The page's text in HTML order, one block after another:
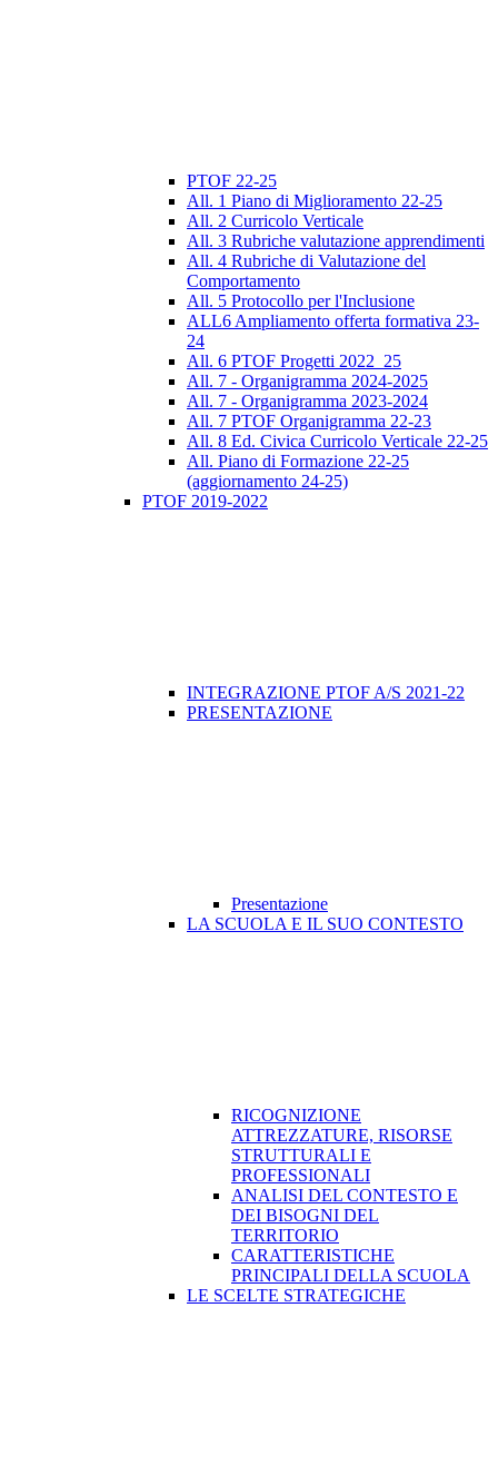
PTOF 22-25
All. 1 Piano di Miglioramento 22-25
All. 2 Curricolo Verticale
All. 3 Rubriche valutazione apprendimenti
All. 4 Rubriche di Valutazione del
Comportamento
All. 5 Protocollo per l'Inclusione
ALL6 Ampliamento offerta formativa 23-
24
All. 6 PTOF Progetti 2022_25
All. 7 - Organigramma 2024-2025
All. 7 - Organigramma 2023-2024
All. 7 PTOF Organigramma 22-23
All. 8 Ed. Civica Curricolo Verticale 22-25
All. Piano di Formazione 22-25
(aggiornamento 24-25)
PTOF 2019-2022
INTEGRAZIONE PTOF A/S 2021-22
PRESENTAZIONE
Presentazione
LA SCUOLA E IL SUO CONTESTO
RICOGNIZIONE
ATTREZZATURE, RISORSE
STRUTTURALI E
PROFESSIONALI
ANALISI DEL CONTESTO E
DEI BISOGNI DEL
TERRITORIO
CARATTERISTICHE
PRINCIPALI DELLA SCUOLA
LE SCELTE STRATEGICHE